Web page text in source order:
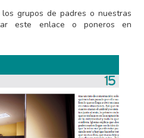
grupos de padres o nuestras
este enlace o poneros en